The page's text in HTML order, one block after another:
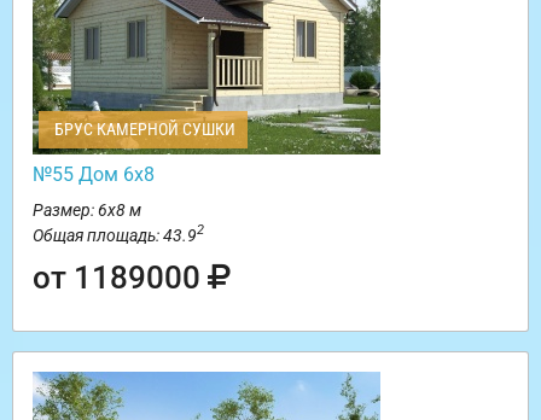
БРУС КАМЕРНОЙ СУШКИ
№55 Дом 6х8
Размер: 6х8 м
Общая площадь: 43.92
от 1189000